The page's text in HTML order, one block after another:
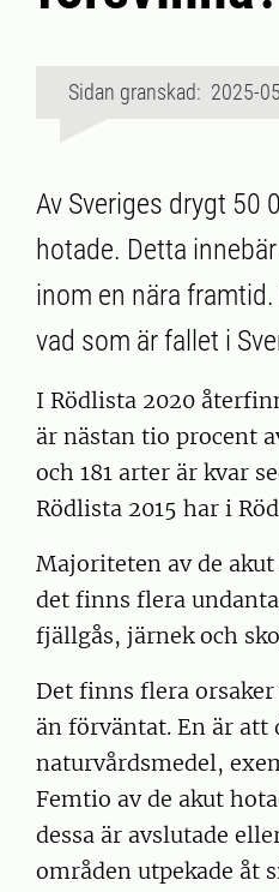
Sidan granskad: 2025-
Av Sveriges drygt 50
hotade. Detta
inom en nära
vad som är fallet i
I Rödlista 2020
är nästan tio procent
och 181 arter är kvar
Rödlista 2015 har i
Majoriteten av de
det finns flera
fjällgås, järnek och
Det finns flera
än förväntat. En är
naturvårdsmedel,
Femtio av de akut
dessa är avslutade
områden utpekade åt